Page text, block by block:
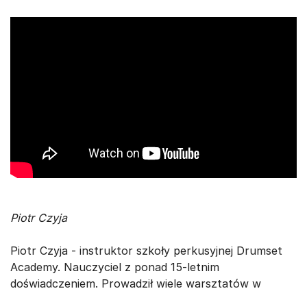
Piotr Czyja
Piotr Czyja - instruktor szkoły perkusyjnej Drumset
Academy. Nauczyciel z ponad 15-letnim
doświadczeniem. Prowadził wiele warsztatów w